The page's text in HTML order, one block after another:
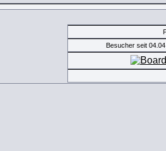
Besucher seit